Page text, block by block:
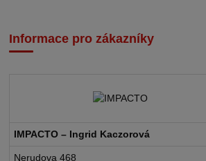
Informace pro zákazníky
IMPACTO – Ingrid Kaczorová
Nerudova 468